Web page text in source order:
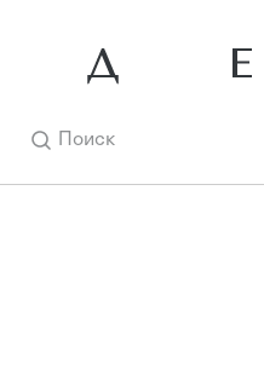
Поиск